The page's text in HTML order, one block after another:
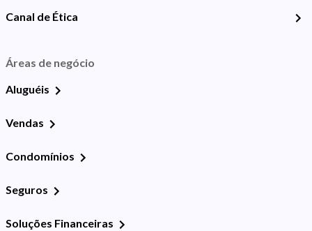
Canal de Ética
Áreas de negócio
Aluguéis
Vendas
Condomínios
Seguros
Soluções Financeiras